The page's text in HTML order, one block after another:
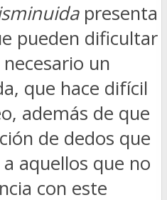
presenta
pueden dificultar
un
que hace difícil
además de que
de dedos que
aquellos que no
con este